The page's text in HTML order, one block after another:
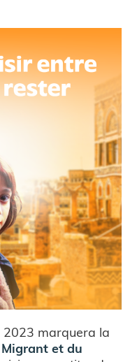
marquera la
et du